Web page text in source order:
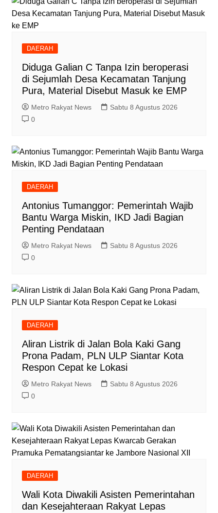
DAERAH
Diduga Galian C Tanpa Izin beroperasi
di Sejumlah Desa Kecamatan Tanjung
Pura, Material Disebut Masuk ke EMP
Metro Rakyat News
Sabtu 8 Agustus 2026
0
DAERAH
Antonius Tumanggor: Pemerintah Wajib
Bantu Warga Miskin, IKD Jadi Bagian
Penting Pendataan
Metro Rakyat News
Sabtu 8 Agustus 2026
0
DAERAH
Aliran Listrik di Jalan Bola Kaki Gang
Prona Padam, PLN ULP Siantar Kota
Respon Cepat ke Lokasi
Metro Rakyat News
Sabtu 8 Agustus 2026
0
DAERAH
Wali Kota Diwakili Asisten Pemerintahan
dan Kesejahteraan Rakyat Lepas